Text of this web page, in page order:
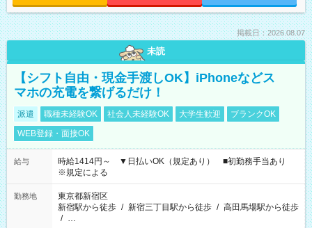
掲載日：2026.08.07
未読
【シフト自由・現金手渡しOK】iPhoneなどス
マホの充電を繋げるだけ！
派遣 職種未経験OK 社会人未経験OK 大学生歓迎
ブランクOK
WEB登録・面接OK
給与
時給1414円～ ▼日払いOK（規定あり） ■初勤務手当あり
※規定による
勤務地
東京都新宿区
新宿駅から徒歩 / 新宿三丁目駅から徒歩 / 高田馬場駅から徒歩
/ …